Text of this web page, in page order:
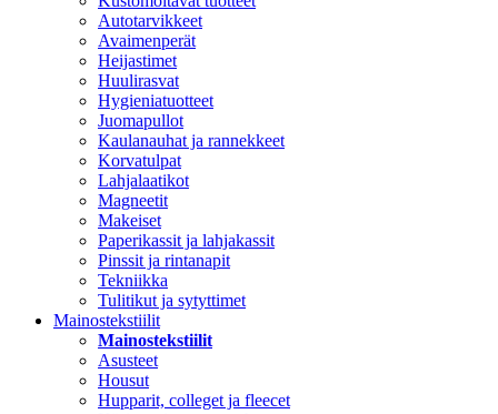
Autotarvikkeet
Avaimenperät
Heijastimet
Huulirasvat
Hygieniatuotteet
Juomapullot
Kaulanauhat ja rannekkeet
Korvatulpat
Lahjalaatikot
Magneetit
Makeiset
Paperikassit ja lahjakassit
Pinssit ja rintanapit
Tekniikka
Tulitikut ja sytyttimet
Mainostekstiilit
Mainostekstiilit
Asusteet
Housut
Hupparit, colleget ja fleecet